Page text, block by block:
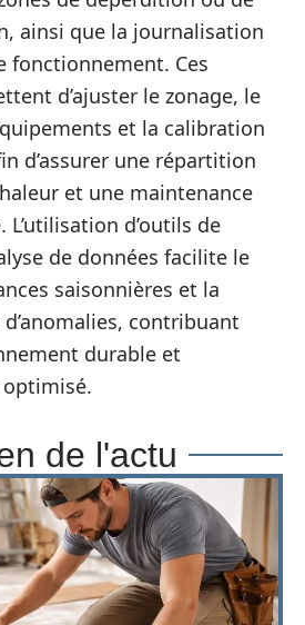
ainsi que la journalisation
fonctionnement. Ces
d’ajuster le zonage, le
et la calibration
d’assurer une répartition
et une maintenance
d’outils de
de données facilite le
saisonnières et la
contribuant
durable et
de l'actu